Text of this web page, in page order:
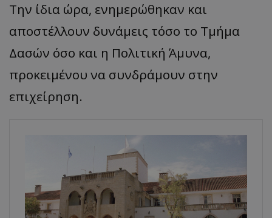
Την ίδια ώρα, ενημερώθηκαν και
αποστέλλουν δυνάμεις τόσο το Τμήμα
Δασών όσο και η Πολιτική Άμυνα,
προκειμένου να συνδράμουν στην
επιχείρηση.